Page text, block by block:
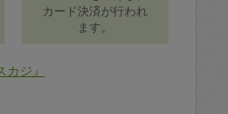
カード決済が行われ
ます。
ジ』